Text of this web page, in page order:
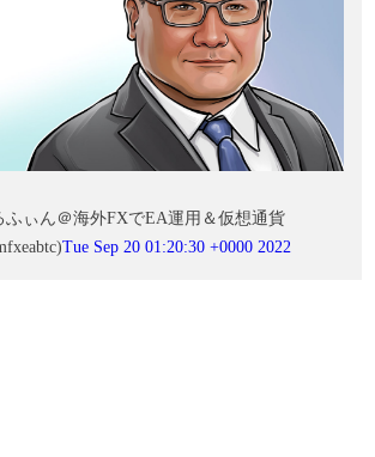
ぃん＠海外FXでEA運用＆仮想通貨
Tue Sep 20 01:20:30 +0000 2022